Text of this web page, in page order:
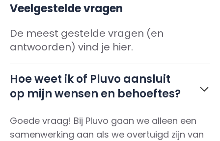
Veelgestelde vragen
De meest gestelde vragen (en
antwoorden) vind je hier.
Hoe weet ik of Pluvo aansluit
op mijn wensen en behoeftes?
Goede vraag! Bij Pluvo gaan we alleen een
samenwerking aan als we overtuigd zijn van